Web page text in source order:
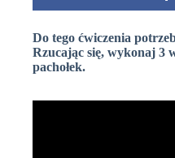
Do tego ćwiczenia
Rzucając się, wykonaj 3
pachołek.